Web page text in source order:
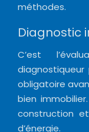
méthodes.
Diagnostic
C’est
obligatoire
bien
construction
d’énergie.